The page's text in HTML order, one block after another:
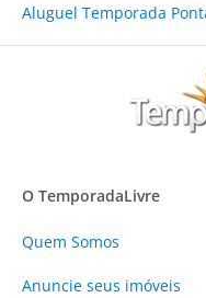
Aluguel Temporada
O TemporadaLivre
Quem Somos
Anuncie seus imóveis